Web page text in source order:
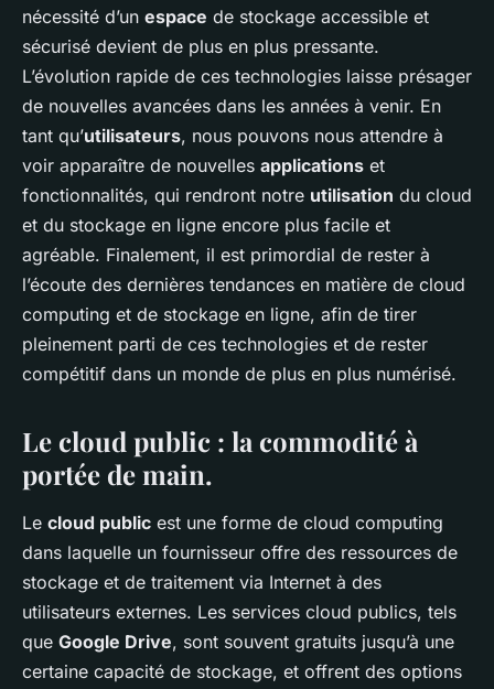
nécessité d’un espace de stockage accessible et
sécurisé devient de plus en plus pressante.
L’évolution rapide de ces technologies laisse présager
de nouvelles avancées dans les années à venir. En
tant qu’utilisateurs, nous pouvons nous attendre à
voir apparaître de nouvelles applications et
fonctionnalités, qui rendront notre utilisation du cloud
et du stockage en ligne encore plus facile et
agréable. Finalement, il est primordial de rester à
l’écoute des dernières tendances en matière de cloud
computing et de stockage en ligne, afin de tirer
pleinement parti de ces technologies et de rester
compétitif dans un monde de plus en plus numérisé.
Le cloud public : la commodité à
portée de main.
Le cloud public est une forme de cloud computing
dans laquelle un fournisseur offre des ressources de
stockage et de traitement via Internet à des
utilisateurs externes. Les services cloud publics, tels
que Google Drive, sont souvent gratuits jusqu’à une
certaine capacité de stockage, et offrent des options